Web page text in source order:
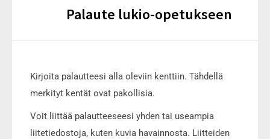
Palaute lukio-opetukseen
Kirjoita palautteesi alla oleviin kenttiin. Tähdellä
merkityt kentät ovat pakollisia.
Voit liittää palautteeseesi yhden tai useampia
liitetiedostoja, kuten kuvia havainnosta. Liitteiden